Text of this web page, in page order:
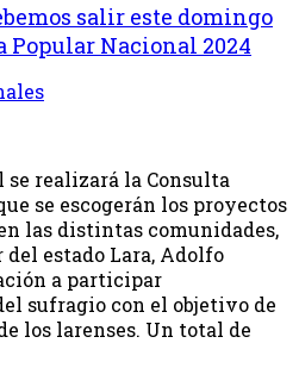
salir este domingo
Popular Nacional 2024
se realizará la Consulta
se escogerán los proyectos
las distintas comunidades,
del estado Lara, Adolfo
a participar
sufragio con el objetivo de
los larenses. Un total de